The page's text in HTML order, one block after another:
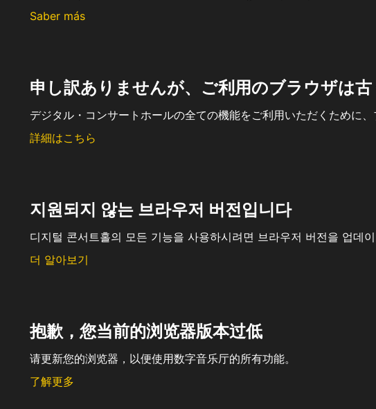
Saber más
申し訳ありませんが、ご利用のブラウザは
デジタル・コンサートホールの全ての機能をご利用いただくために
詳細はこちら
지원되지 않는 브라우저 버전입니다
디지털 콘서트홀의 모든 기능을 사용하시려면 브라우저 버전을 업데
더 알아보기
抱歉，您当前的浏览器版本过低
请更新您的浏览器，以便使用数字音乐厅的所有功能。
了解更多